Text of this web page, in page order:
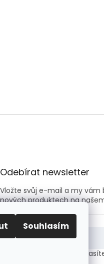
Souhlasím
Odebírat newsletter
Vložte svůj e-mail a my
nových produktech na
E-mail
Vložením e-mailu